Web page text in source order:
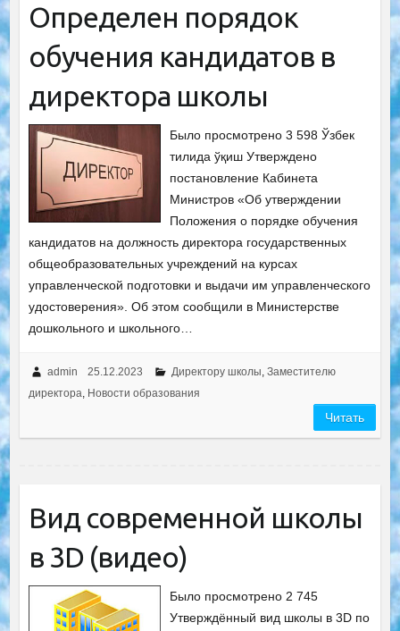
Определен порядок
обучения кандидатов в
директора школы
Было просмотрено 3 598 Ўзбек
тилида ўқиш Утверждено
постановление Кабинета
Министров «Об утверждении
Положения о порядке обучения
кандидатов на должность директора государственных
общеобразовательных учреждений на курсах
управленческой подготовки и выдачи им управленческого
удостоверения». Об этом сообщили в Министерстве
дошкольного и школьного…
admin 25.12.2023 Директору школы, Заместителю
директора, Новости образования
Читать
Вид современной школы
в 3D (видео)
Было просмотрено 2 745
Утверждённый вид школы в 3D по